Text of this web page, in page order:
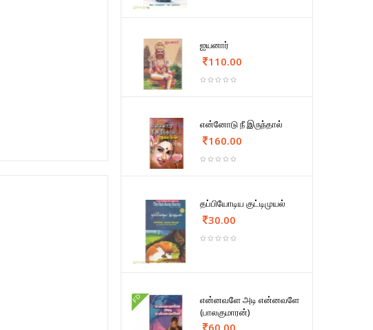
ஐயனார்
110.00
என்னோடு நீ இருந்தால்
160.00
தப்பியோடிய குட்டிமுயல்
30.00
FD
என்னவளே அடி என்னவளே
(பாலகுமாரன்)
60.00